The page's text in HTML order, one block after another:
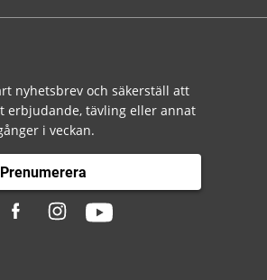
nyhetsbrev och säkerställ att
erbjudande, tävling eller annat
i veckan.
Prenumerera